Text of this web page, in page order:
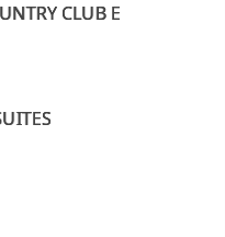
CLUB E